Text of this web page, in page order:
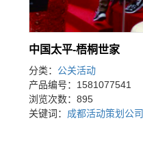
中国太平-梧桐世家
分类： 公关活动
产品编号：1581077541
浏览次数：895
关键词： 成都活动策划公司